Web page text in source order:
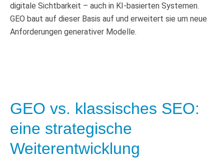
digitale Sichtbarkeit – auch in KI-basierten Systemen.
GEO baut auf dieser Basis auf und erweitert sie um neue
Anforderungen generativer Modelle.
GEO vs. klassisches SEO:
eine strategische
Weiterentwicklung